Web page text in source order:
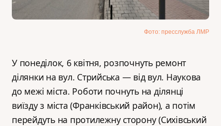
Фото: пресслужба ЛМР
У понеділок, 6 квітня, розпочнуть ремонт
ділянки на вул. Стрийська — від вул. Наукова
до межі міста. Роботи почнуть на ділянці
виїзду з міста (Франківський район), а потім
перейдуть на протилежну сторону (Сихівський